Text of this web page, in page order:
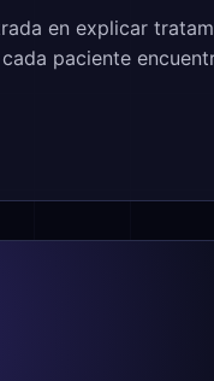
en explicar
paciente